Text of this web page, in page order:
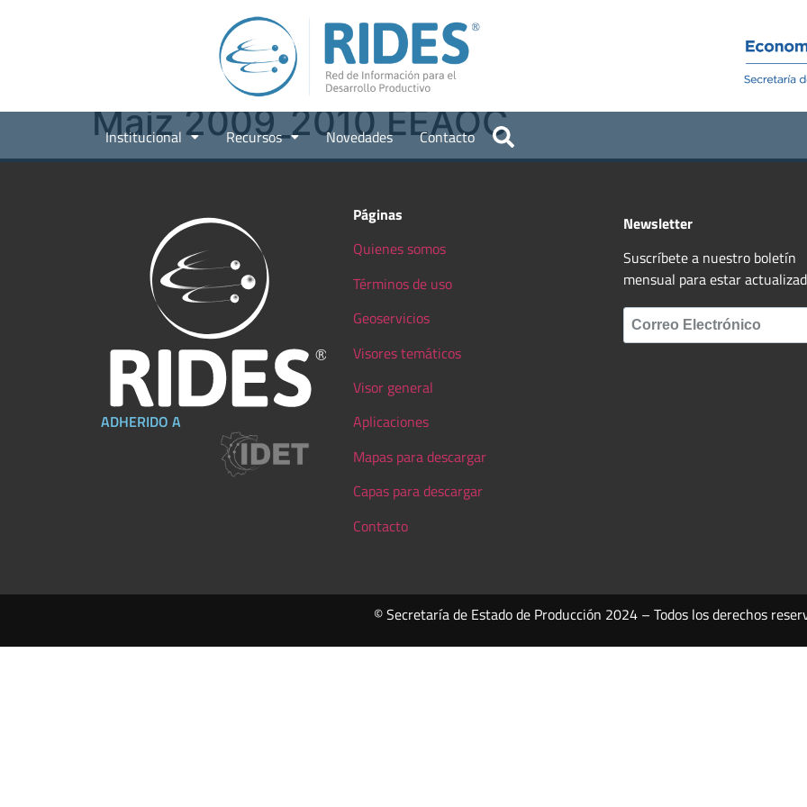
Institucional Recursos Novedades Contacto
Maíz 2009_2010 EEAOC
ADHERIDO A
Páginas
Quienes somos
Términos de uso
Geoservicios
Visores temáticos
Visor general
Aplicaciones
Mapas para descargar
Capas para descargar
Contacto
Newsletter
Suscríbete a nuestro boletín
mensual para estar
© Secretaría de Estado de Producción 2024 – Todos los derechos